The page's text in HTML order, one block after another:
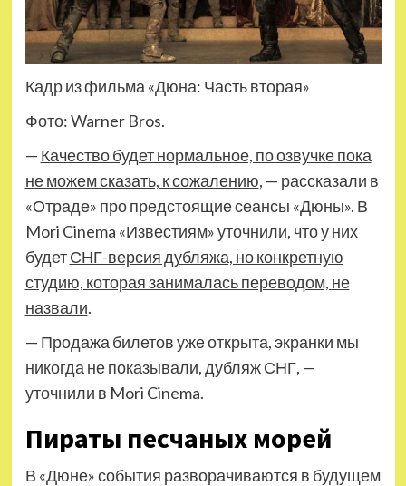
Кадр из фильма «Дюна: Часть вторая»
Фото: Warner Bros.
— Качество будет нормальное, по озвучке пока
не можем сказать, к сожалению, — рассказали в
«Отраде» про предстоящие сеансы «Дюны». В
Mori Cinema «Известиям» уточнили, что у них
будетСНГ-версия дубляжа, но конкретную
студию, которая занималась переводом, не
назвали.
— Продажа билетов уже открыта, экранки мы
никогда не показывали, дубляж СНГ, —
уточнили в Mori Cinema.
Пираты песчаных морей
В «Дюне» события разворачиваются в будущем